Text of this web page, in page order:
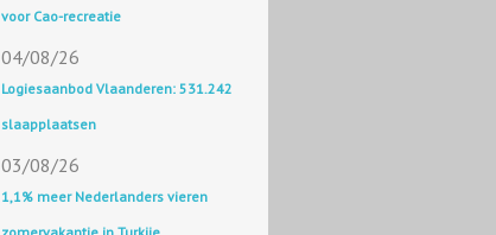
voor Cao-recreatie
04/08/26
Logiesaanbod Vlaanderen: 531.242
slaapplaatsen
03/08/26
1,1% meer Nederlanders vieren